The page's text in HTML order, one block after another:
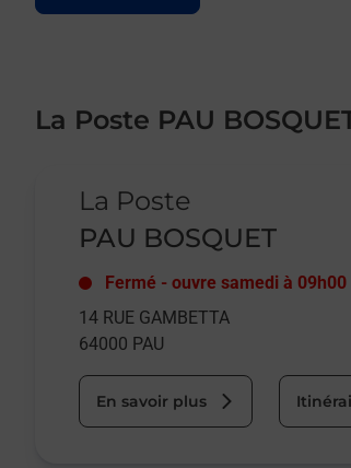
La Poste PAU
La Poste
PAU BOSQUET
Fermé - ouvre samedi à 09h00
14 RUE GAMBETTA
64000 PAU
En savoir plus